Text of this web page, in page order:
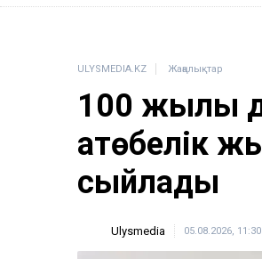
ULYSMEDIA.KZ Жаңалықтар
100 жылқы
ақтөбелік
сыйлады
Ulysmedia 05.08.2026, 11:30